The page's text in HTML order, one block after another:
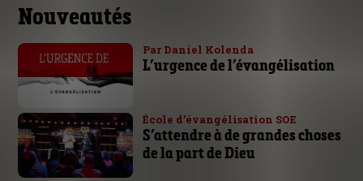
Nouveautés
Par Daniel Kolenda
L’urgence de l’évangélisation
École d’évangélisation SOE
S’attendre à de grandes choses
de la part de Dieu